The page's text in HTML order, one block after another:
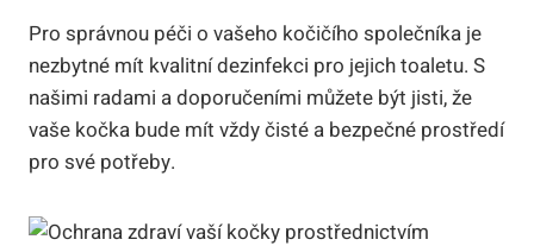
Pro správnou péči o vašeho kočičího společníka je
nezbytné mít kvalitní dezinfekci pro jejich toaletu. S
našimi radami a doporučeními můžete být jisti, že
vaše kočka bude mít vždy čisté a bezpečné prostředí
pro své potřeby.